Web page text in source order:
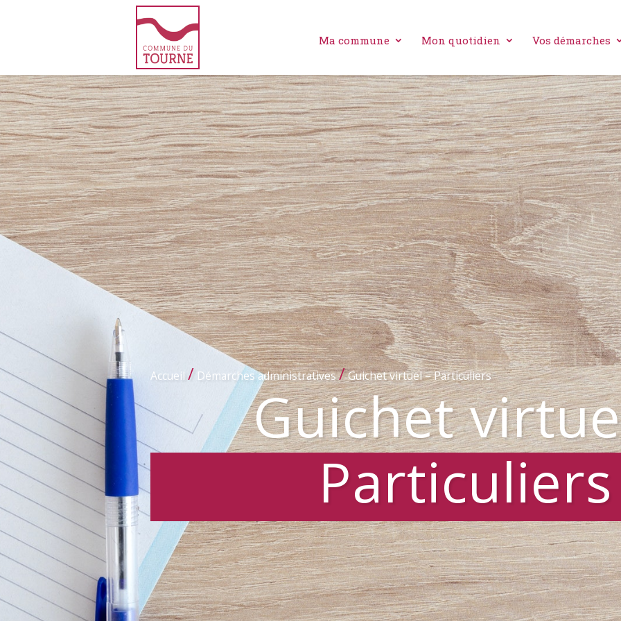
Ma commune Mon quotidien Vos démarches
Accueil / Démarches administratives/Guichet virtuel – Particuliers
Guichet
Particuliers